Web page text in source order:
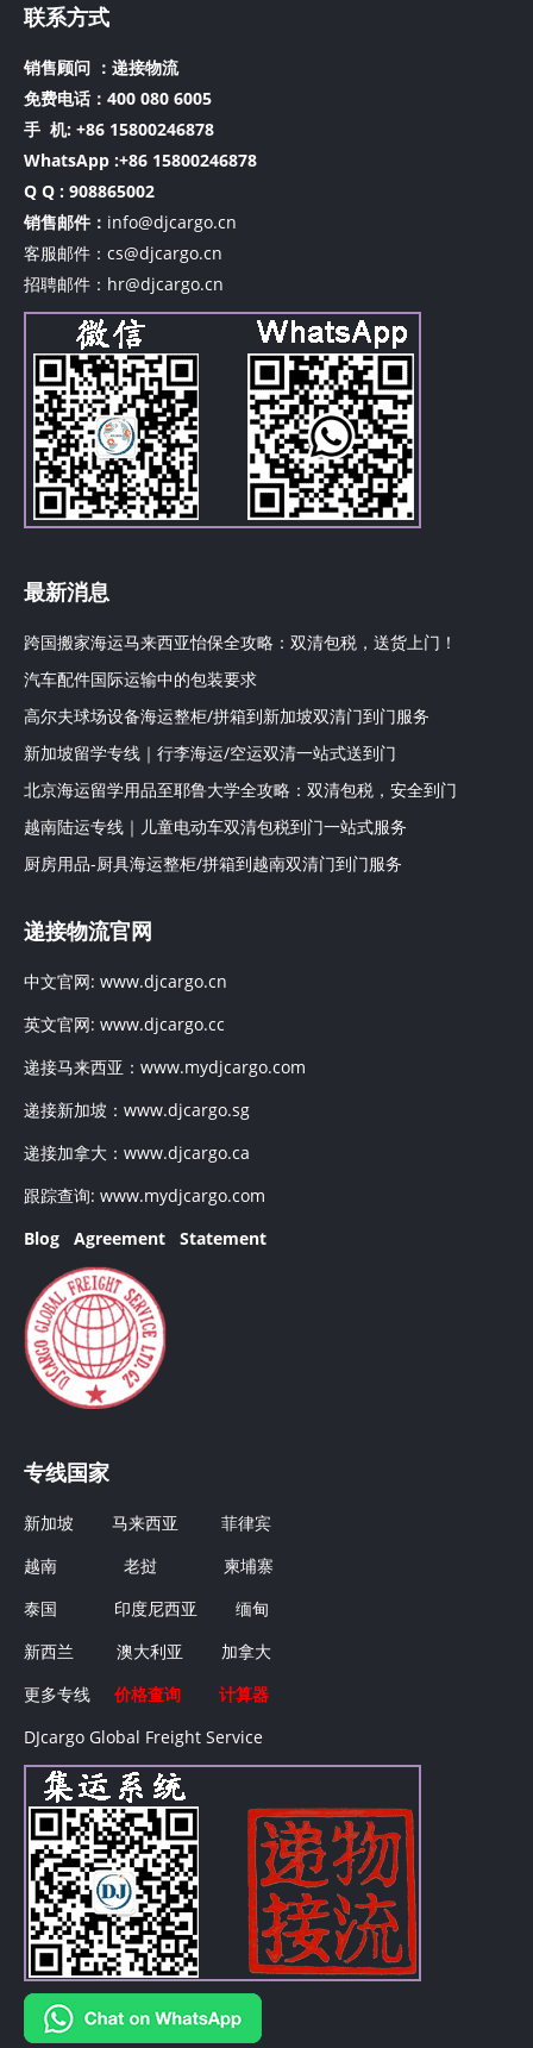
联系方式
销售顾问 ：递接物流
免费电话：400 080 6005
手 机: +86 15800246878
WhatsApp :+86 15800246878
Q Q : 908865002
销售邮件： info@djcargo.cn
客服邮件：cs@djcargo.cn
招聘邮件：hr@djcargo.cn
最新消息
跨国搬家海运马来西亚怡保全攻略：双清包税，送货上门！
汽车配件国际运输中的包装要求
高尔夫球场设备海运整柜/拼箱到新加坡双清门到门服务
新加坡留学专线｜行李海运/空运双清一站式送到门
北京海运留学用品至耶鲁大学全攻略：双清包税，安全到门
越南陆运专线｜儿童电动车双清包税到门一站式服务
厨房用品-厨具海运整柜/拼箱到越南双清门到门服务
递接物流官网
中文官网: www.djcargo.cn
英文官网: www.djcargo.cc
递接马来西亚： www.mydjcargo.com
递接新加坡： www.djcargo.sg
递接加拿大： www.djcargo.ca
跟踪查询: www.mydjcargo.com
Blog
Agreement Statement
专线国家
新加坡 马来西亚
菲律宾
越南
老挝
柬埔寨
泰国
印度尼西亚
缅甸
新西兰
澳大利亚
加拿大
更多专线
价格查询
计算器
DJcargo Global Freight Service